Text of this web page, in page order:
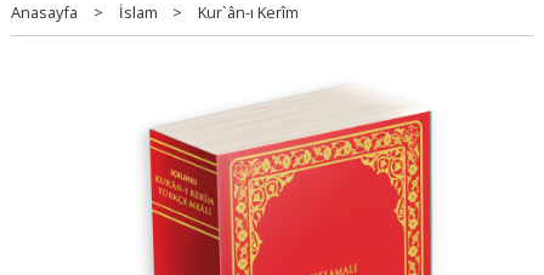
Anasayfa > İslam > Kur`ân-ı Kerîm